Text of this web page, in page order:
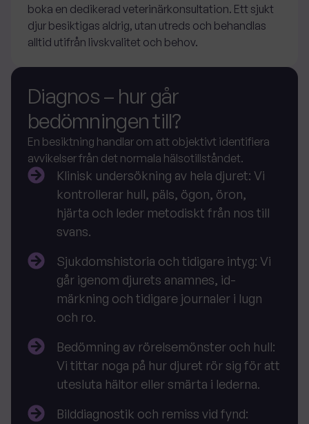
boka en dedikerad veterinärkonsultation. Ett sjukt
djur besiktigas aldrig, utan utreds och behandlas
alltid utifrån livskvalitet och behov.
Diagnos – hur går
bedömningen till?
En besiktning handlar om att objektivt identifiera
avvikelser från det normala hälsotillståndet.
Klinisk undersökning av hela djuret: Vi
kontrollerar hull, päls, ögon, öron,
hjärta och leder metodiskt från nos till
svans.
Sjukdomshistoria och tidigare intyg: Vi
går igenom djurets anamnes, id-
märkning och tidigare journaler i lugn
och ro.
Bedömning av rörelsemönster och hull:
Vi tittar noga på hur djuret rör sig för att
utesluta hältor eller smärta i lederna.
Bilddiagnostik och remiss vid fynd: